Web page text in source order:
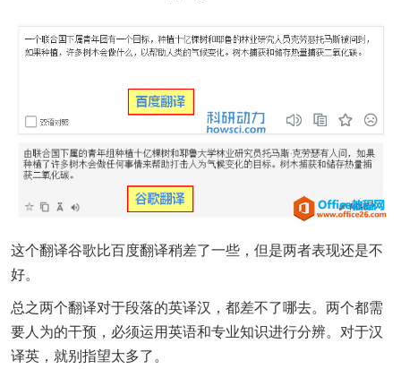
这个翻译谷歌比百度翻译稍差了一些，但是两者表现还是不
好。
总之两个翻译对于段落的英译汉，都差不了哪去。两个都需
要人为的干预，必须运用英语和专业知识进行分辨。对于汉
译英，就别指望太多了。